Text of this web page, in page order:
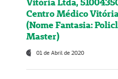
Vitória Ltda,
Centro Médico
(Nome Fantasia:
Master)
01 de Abril de 2020